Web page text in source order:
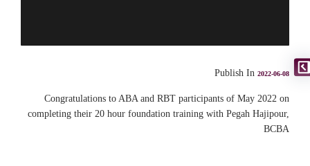
Publish In 2022-06-08
Congratulations to ABA and RBT participants of May 2022 on
completing their 20 hour foundation training with Pegah Hajipour,
BCBA